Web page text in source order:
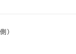
）